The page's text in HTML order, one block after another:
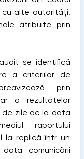
cu alte autorități,
atribuite prin
se identifică
a criteriilor de
prin
a rezultatelor
de zile de la data
raportului
la replică într-un
comunicării